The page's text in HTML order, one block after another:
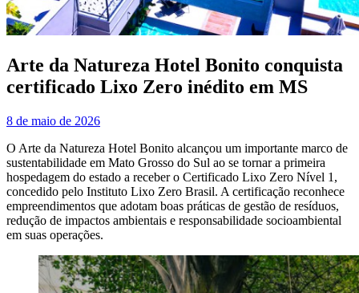
Arte da Natureza Hotel Bonito conquista
certificado Lixo Zero inédito em MS
8 de maio de 2026
O Arte da Natureza Hotel Bonito alcançou um importante marco de
sustentabilidade em Mato Grosso do Sul ao se tornar a primeira
hospedagem do estado a receber o Certificado Lixo Zero Nível 1,
concedido pelo Instituto Lixo Zero Brasil. A certificação reconhece
empreendimentos que adotam boas práticas de gestão de resíduos,
redução de impactos ambientais e responsabilidade socioambiental
em suas operações.